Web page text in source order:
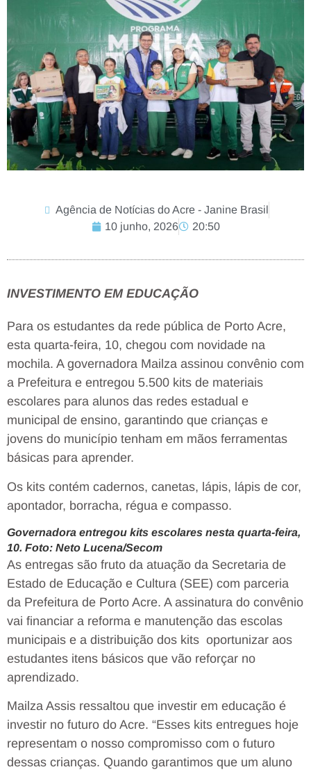
Agência de Notícias do Acre - Janine Brasil
10 junho, 2026
20:50
INVESTIMENTO EM EDUCAÇÃO
Para os estudantes da rede pública de Porto Acre,
esta quarta-feira, 10, chegou com novidade na
mochila. A governadora Mailza assinou convênio com
a Prefeitura e entregou 5.500 kits de materiais
escolares para alunos das redes estadual e
municipal de ensino, garantindo que crianças e
jovens do município tenham em mãos ferramentas
básicas para aprender.
Os kits contém cadernos, canetas, lápis, lápis de cor,
apontador, borracha, régua e compasso.
Governadora entregou kits escolares nesta quarta-feira,
10. Foto: Neto Lucena/Secom
As entregas são fruto da atuação da Secretaria de
Estado de Educação e Cultura (SEE) com parceria
da Prefeitura de Porto Acre. A assinatura do convênio
vai financiar a reforma e manutenção das escolas
municipais e a distribuição dos kits oportunizar aos
estudantes itens básicos que vão reforçar no
aprendizado.
Mailza Assis ressaltou que investir em educação é
investir no futuro do Acre. “Esses kits entregues hoje
representam o nosso compromisso com o futuro
dessas crianças. Quando garantimos que um aluno